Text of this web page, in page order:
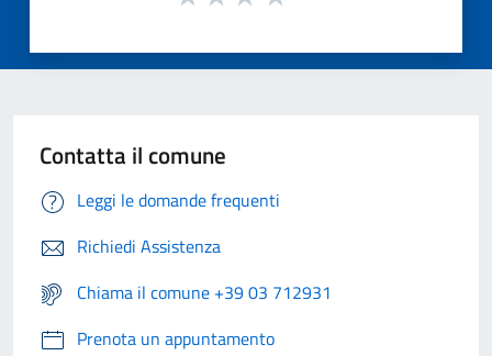
Contatta il comune
Leggi le domande frequenti
Richiedi Assistenza
Chiama il comune +39 03 712931
Prenota un appuntamento